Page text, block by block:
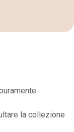
la collezione